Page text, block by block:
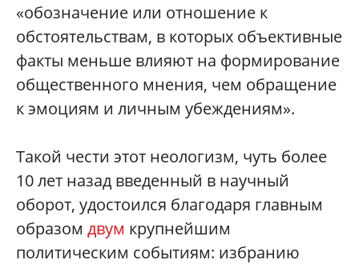
«обозначение или отношение к
обстоятельствам, в которых объективные
факты меньше влияют на формирование
общественного мнения, чем обращение
к эмоциям и личным убеждениям».
Такой чести этот неологизм, чуть более
10 лет назад введенный в научный
оборот, удостоился благодаря главным
образом двум крупнейшим
политическим событиям: избранию